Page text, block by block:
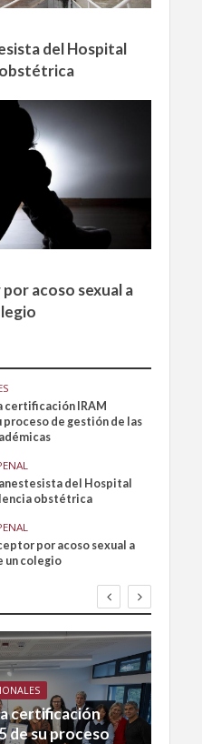
del Hospital
acoso sexual a
certificación IRAM
proceso de gestión de las
del Hospital
obstétrica
por acoso sexual a
un colegio
certificación
de su proceso